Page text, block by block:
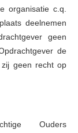
organisatie c.q.
deelnemen
geen
de
geen recht op
Ouders